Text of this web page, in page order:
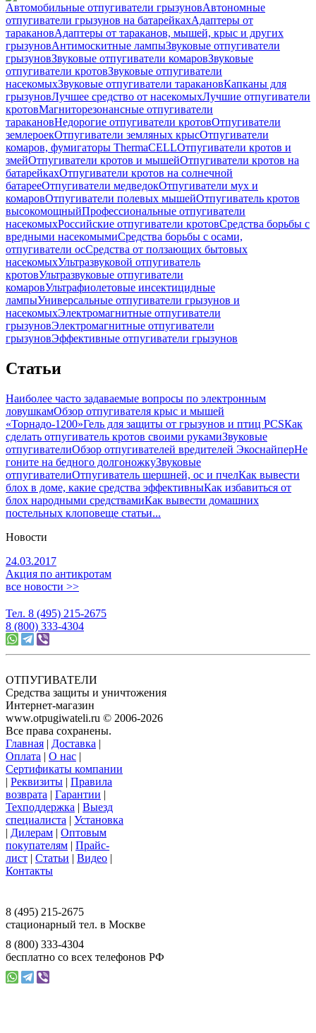
Автомобильные отпугиватели грызуновАвтономные
отпугиватели грызунов на батарейкахАдаптеры от
таракановАдаптеры от тараканов, мышей, крыс и других
грызуновАнтимоскитные лампыЗвуковые отпугиватели
грызуновЗвуковые отпугиватели комаровЗвуковые
отпугиватели кротовЗвуковые отпугиватели
насекомыхЗвуковые отпугиватели таракановКапканы для
грызуновЛучшее средство от насекомыхЛучшие отпугиватели
кротовМагниторезонансные отпугиватели
таракановНедорогие отпугиватели кротовОтпугиватели
землероекОтпугиватели земляных крысОтпугиватели
комаров, фумигаторы ThermaCELLОтпугиватели кротов и
змейОтпугиватели кротов и мышейОтпугиватели кротов на
батарейкахОтпугиватели кротов на солнечной
батарееОтпугиватели медведокОтпугиватели мух и
комаровОтпугиватели полевых мышейОтпугиватель кротов
высокомощныйПрофессиональные отпугиватели
насекомыхРоссийские отпугиватели кротовСредства борьбы с
вредными насекомымиСредства борьбы с осами,
отпугиватели осСредства от ползающих бытовых
насекомыхУльтразвуковой отпугиватель
кротовУльтразвуковые отпугиватели
комаровУльтрафиолетовые инсектицидные
лампыУниверсальные отпугиватели грызунов и
насекомыхЭлектромагнитные отпугиватели
грызуновЭлектромагнитные отпугиватели
грызуновЭффективные отпугиватели грызунов
Статьи
Наиболее часто задаваемые вопросы по электронным
ловушкамОбзор отпугивателя крыс и мышей
«Торнадо-1200»Гель для защиты от грызунов и птиц PCSКак
сделать отпугиватель кротов своими рукамиЗвуковые
отпугивателиОбзор отпугивателей вредителей ЭкоснайперНе
гоните на бедного долгоножкуЗвуковые
отпугивателиОтпугиватель шершней, ос и пчелКак вывести
блох в доме, какие средства эффективныКак избавиться от
блох народными средствамиКак вывести домашних
постельных клоповеще статьи...
Новости
24.03.2017
Акция по антикротам
все новости >>
Тел. 8 (495) 215-2675
8 (800) 333-4304
ОТПУГИВАТЕЛИ
Средства защиты и уничтожения
Интернет-магазин
www.otpugiwateli.ru © 2006-2026
Все права сохранены.
Главная | Доставка |
Оплата | О нас |
Сертификаты компании
| Реквизиты | Правила
возврата | Гарантии |
Техподдержка | Выезд
специалиста | Установка
| Дилерам | Оптовым
покупателям | Прайс-
лист | Статьи | Видео |
Контакты
8 (495) 215-2675
стационарный тел. в Москве
8 (800) 333-4304
бесплатно со всех телефонов РФ